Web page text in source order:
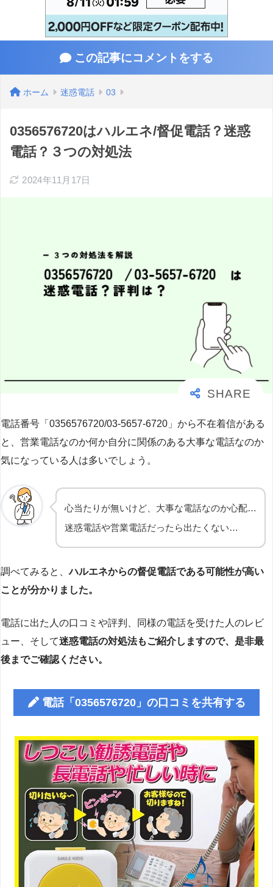
この記事にコメントをする
ホーム 迷惑電話 03
0356576720はハルエネ/督促電話？迷惑
電話？３つの対処法
2024年11月17日
電話番号「0356576720/03-5657-6720」から不在着信がある
と、営業電話なのか何か自分に関係のある大事な電話なのか
気になっている人は多いでしょう。
心当たりが無いけど、大事な電話なのか心配…
迷惑電話や営業電話だったら出たくない…
調べてみると、ハルエネからの督促電話である可能性が高い
ことが分かりました。
電話に出た人の口コミや評判、同様の電話を受けた人のレビ
ュー、そして迷惑電話の対処法もご紹介しますので、是非最
後までご確認ください。
電話「0356576720」の口コミを共有する